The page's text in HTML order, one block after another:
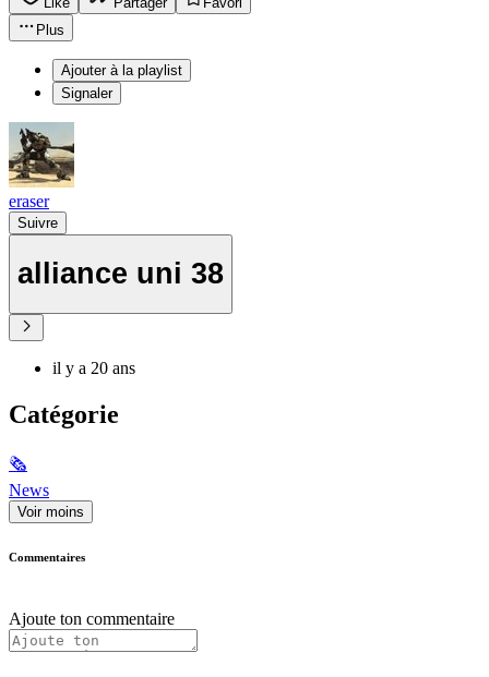
Plus
Ajouter à la playlist
Signaler
eraser
Suivre
alliance uni 38
il y a 20 ans
Catégorie
🗞
News
Voir moins
Commentaires
Ajoute ton commentaire